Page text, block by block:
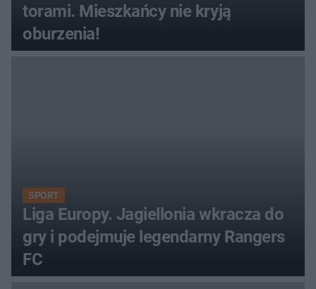
torami. Mieszkańcy nie kryją
oburzenia!
SPORT
Liga Europy. Jagiellonia wkracza do
gry i podejmuje legendarny Rangers
FC